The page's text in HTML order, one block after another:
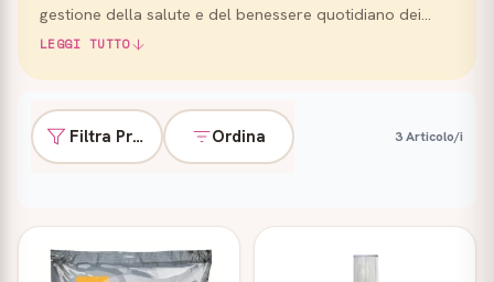
gestione della salute e del benessere quotidiano dei
volatili domestici, sempre seguendo le indicazioni del v…
LEGGI TUTTO
Filtra Prodotti Ordina 3 Articolo/i
Prodotti